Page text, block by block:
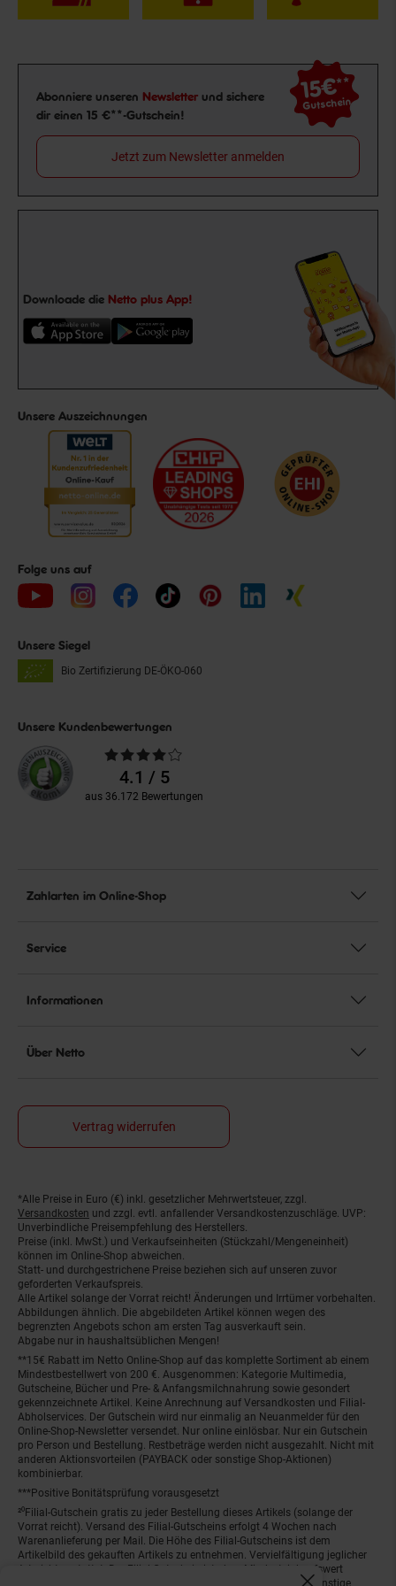
Newsletter Anmeldung
Abonniere unseren Newsletter und sichere
dir einen 15 €**-Gutschein!
15€**
Gutschein
Jetzt zum Newsletter anmelden
Downloade die Netto plus App!
Unsere Auszeichnungen
Folge uns auf
Unsere Siegel
Bio Zertifizierung DE-ÖKO-060
Unsere Kundenbewertungen
Durchschnittliche
Bewertungen4.1 / 5
aus 36.172 Bewertungen
Zahlarten im Online-Shop
Service
Informationen
Über Netto
Vertrag widerrufen
Fußnoten
*Alle Preise in Euro (€) inkl. gesetzlicher Mehrwertsteuer, zzgl.
Versandkosten und zzgl. evtl. anfallender Versandkostenzuschläge. UVP:
Unverbindliche Preisempfehlung des Herstellers.
Preise (inkl. MwSt.) und Verkaufseinheiten (Stückzahl/Mengeneinheit)
können im Online-Shop abweichen.
Statt- und durchgestrichene Preise beziehen sich auf unseren zuvor
geforderten Verkaufspreis.
Alle Artikel solange der Vorrat reicht! Änderungen und Irrtümer vorbehalten.
Abbildungen ähnlich. Die abgebildeten Artikel können wegen des
begrenzten Angebots schon am ersten Tag ausverkauft sein.
Abgabe nur in haushaltsüblichen Mengen!
**15€ Rabatt im Netto Online-Shop auf das komplette Sortiment ab einem
Mindestbestellwert von 200 €. Ausgenommen: Kategorie Multimedia,
Gutscheine, Bücher und Pre- & Anfangsmilchnahrung sowie gesondert
gekennzeichnete Artikel. Keine Anrechnung auf Versandkosten und Filial-
Abholservices. Der Gutschein wird nur einmalig an Neuanmelder für den
Online-Shop-Newsletter versendet. Nur online einlösbar. Nur ein Gutschein
pro Person und Bestellung. Restbeträge werden nicht ausgezahlt. Nicht mit
anderen Aktionsvorteilen (PAYBACK oder sonstige Shop-Aktionen)
kombinierbar.
***Positive Bonitätsprüfung vorausgesetzt
²⁰Filial-Gutschein gratis zu jeder Bestellung dieses Artikels (solange der
Vorrat reicht). Versand des Filial-Gutscheins erfolgt 4 Wochen nach
Warenanlieferung per Mail. Die Höhe des Filial-Gutscheins ist dem
Artikelbild des gekauften Artikels zu entnehmen. Vervielfältigung jeglicher
Art nicht gestattet. Der Filial-Gutschein ist ohne Mindesteinkaufswert